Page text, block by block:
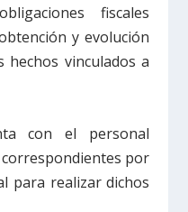
fiscales
y evolución
hechos vinculados a
con el personal
por
para realizar dichos